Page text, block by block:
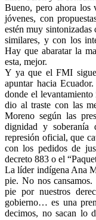
Bueno, pero ahora los
jóvenes, con
estén muy
similares, y con los
Hay que abaratar la
esta, mejor.
Y ya que el FMI
apuntar hacia
donde el
dio al traste con las
Moreno según las
dignidad y soberanía
represión oficial, que
con los pedidos de
decreto 883 o el
La líder indígena Ana
pie. No nos
pie por nuestros
gobierno… es una
decimos, no sacan lo